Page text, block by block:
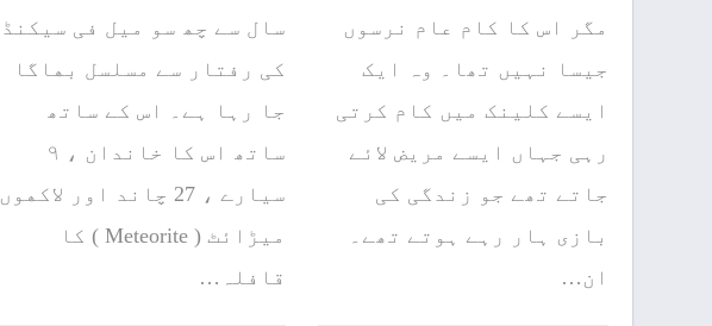
مگر اس کا کام عام نرسوں
جیسا نہیں تھا۔ وہ ایک
ایسے کلینک میں کام کرتی
رہی جہاں ایسے مریض لائے
جاتے تھے جو زندگی کی
بازی ہار رہے ہوتے تھے۔
ان…
ﺳﺎﻝ ﺳﮯ ﭼﮫ ﺳﻮ ﻣﯿﻞ ﻓﯽ ﺳﯿﮑﻨﮉ
ﮐﯽ ﺭﻓﺘﺎﺭ ﺳﮯ ﻣﺴﻠﺴﻞ ﺑﮭﺎﮔﺎ
ﺟﺎ ﺭﮨﺎ ﮨﮯ۔ ﺍﺱ ﮐﮯ ﺳﺎتھ
ﺳﺎتھ ﺍﺱ ﮐﺎ ﺧﺎﻧﺪﺍﻥ ، ٩
ﺳﯿﺎﺭﮮ ، 27 ﭼﺎﻧﺪ ﺍﻭﺭ ﻻﮐﮭﻮﮞ
ﻣﯿﮍﺍﺋﭧ ‏( Meteorite ‏) ﮐﺎ
ﻗﺎﻓﻠﮧ…